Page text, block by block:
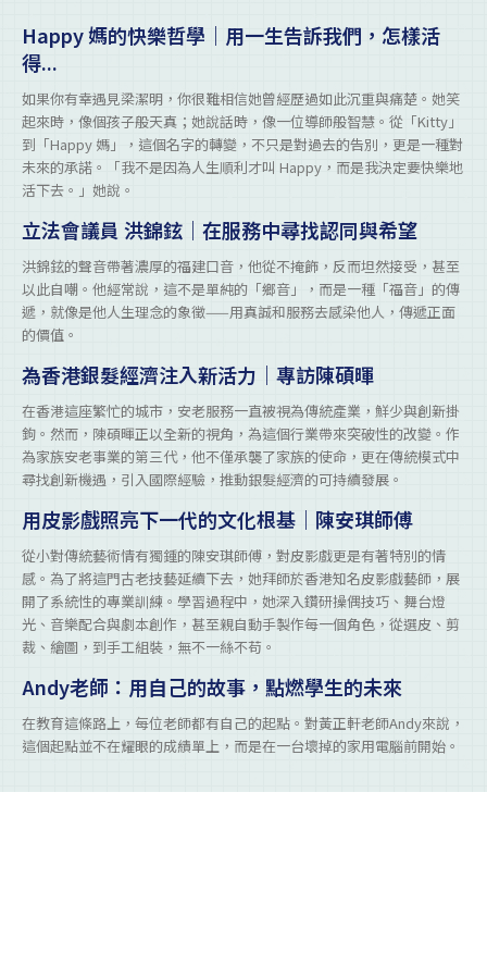
Happy 媽的快樂哲學｜用一生告訴我們，怎樣活
得...
如果你有幸遇見梁潔明，你很難相信她曾經歷過如此沉重與痛楚。她笑
起來時，像個孩子般天真；她說話時，像一位導師般智慧。從「Kitty」
到「Happy 媽」，這個名字的轉變，不只是對過去的告別，更是一種對
未來的承諾。「我不是因為人生順利才叫 Happy，而是我決定要快樂地
活下去。」她說。
立法會議員 洪錦鉉｜在服務中尋找認同與希望
洪錦鉉的聲音帶著濃厚的福建口音，他從不掩飾，反而坦然接受，甚至
以此自嘲。他經常說，這不是單純的「鄉音」，而是一種「福音」的傳
遞，就像是他人生理念的象徵——用真誠和服務去感染他人，傳遞正面
的價值。
為香港銀髮經濟注入新活力｜專訪陳碩暉
在香港這座繁忙的城市，安老服務一直被視為傳統產業，鮮少與創新掛
鉤。然而，陳碩暉正以全新的視角，為這個行業帶來突破性的改變。作
為家族安老事業的第三代，他不僅承襲了家族的使命，更在傳統模式中
尋找創新機遇，引入國際經驗，推動銀髮經濟的可持續發展。
用皮影戲照亮下一代的文化根基｜陳安琪師傅
從小對傳統藝術情有獨鍾的陳安琪師傅，對皮影戲更是有著特別的情
感。為了將這門古老技藝延續下去，她拜師於香港知名皮影戲藝師，展
開了系統性的專業訓練。學習過程中，她深入鑽研操偶技巧、舞台燈
光、音樂配合與劇本創作，甚至親自動手製作每一個角色，從選皮、剪
裁、繪圖，到手工組裝，無不一絲不苟。
Andy老師：用自己的故事，點燃學生的未來
在教育這條路上，每位老師都有自己的起點。對黃正軒老師Andy來說，
這個起點並不在耀眼的成績單上，而是在一台壞掉的家用電腦前開始。